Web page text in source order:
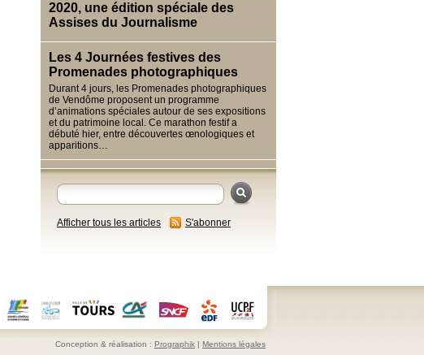
2020, une édition spéciale des
Assises du Journalisme
Les 4 Journées festives des
Promenades photographiques
Durant 4 jours, les Promenades photographiques
de Vendôme proposent un programme
d’animations spéciales autour de ses expositions
et du patrimoine local. Ce marathon festif a
débuté hier, entre découvertes œnologiques et
apparitions…
Afficher tous les articles S'abonner
Conception & réalisation : Prographik | Mentions légales